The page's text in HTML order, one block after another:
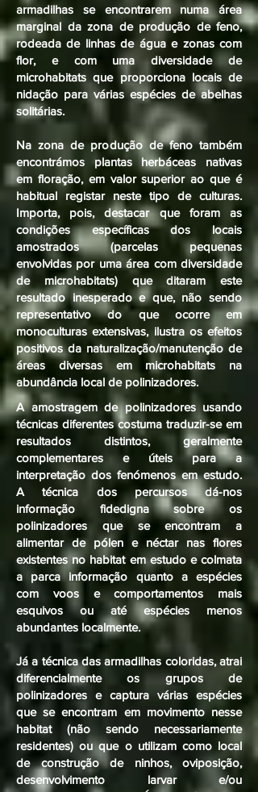
armadilhas se encontrarem numa área
marginal da zona de produção de feno,
rodeada de linhas de água e zonas com
flor, e com uma diversidade de
microhabitats que proporciona locais de
nidação para várias espécies de abelhas
solitárias.
Na zona de produção de feno também
encontrámos plantas herbáceas nativas
em floração, em valor superior ao que é
habitual registar neste tipo de culturas.
Importa, pois, destacar que foram as
condições específicas dos locais
amostrados (parcelas pequenas
envolvidas por uma área com diversidade
de microhabitats) que ditaram este
resultado inesperado e que, não sendo
representativo do que ocorre em
monoculturas extensivas, ilustra os efeitos
positivos da naturalização/manutenção de
áreas diversas em microhabitats na
abundância local de polinizadores.
A amostragem de polinizadores usando
técnicas diferentes costuma traduzir-se em
resultados distintos, geralmente
complementares e úteis para a
interpretação dos fenómenos em estudo.
A técnica dos percursos dá-nos
informação fidedigna sobre os
polinizadores que se encontram a
alimentar de pólen e néctar nas flores
existentes no habitat em estudo e colmata
a parca informação quanto a espécies
com voos e comportamentos mais
esquivos ou até espécies menos
abundantes localmente.
Já a técnica das armadilhas coloridas, atrai
diferencialmente os grupos de
polinizadores e captura várias espécies
que se encontram em movimento nesse
habitat (não sendo necessariamente
residentes) ou que o utilizam como local
de construção de ninhos, oviposição,
desenvolvimento larvar e/ou